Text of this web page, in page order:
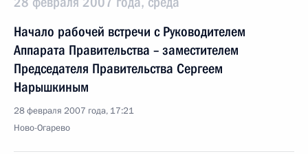
Начало рабочей встречи с Руководителем
Аппарата Правительства – заместителем
Председателя Правительства Сергеем
Нарышкиным
28 февраля 2007 года, 17:21
Ново-Огарево